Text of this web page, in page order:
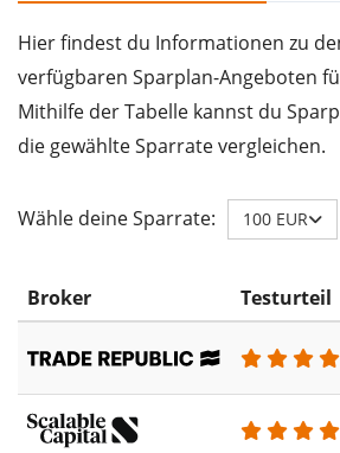
Hier findest du Informationen zu
verfügbaren Sparplan-Angeboten
Mithilfe der Tabelle kannst du
die gewählte Sparrate vergleichen.
Wähle deine Sparrate: 100 EUR
Broker Testurteil